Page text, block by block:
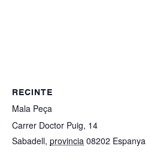
RECINTE
Mala Peça
Carrer Doctor Puig, 14
Sabadell, provincia 08202 Espanya